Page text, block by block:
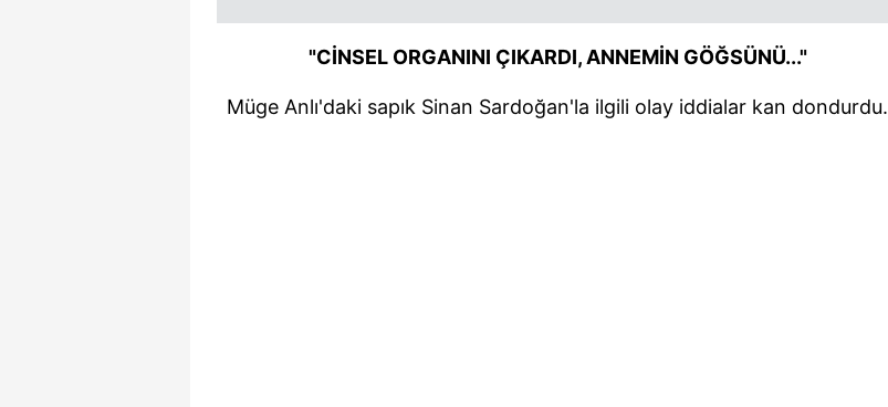
"CİNSEL ORGANINI ÇIKARDI, ANNEMİN GÖĞSÜNÜ..."
Müge Anlı'daki sapık Sinan Sardoğan'la ilgili olay iddialar kan dondurdu.